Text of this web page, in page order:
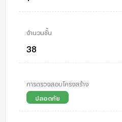
จำนวนชั้น
38
การตรวจสอบโครงสร้าง
ปลอดภัย